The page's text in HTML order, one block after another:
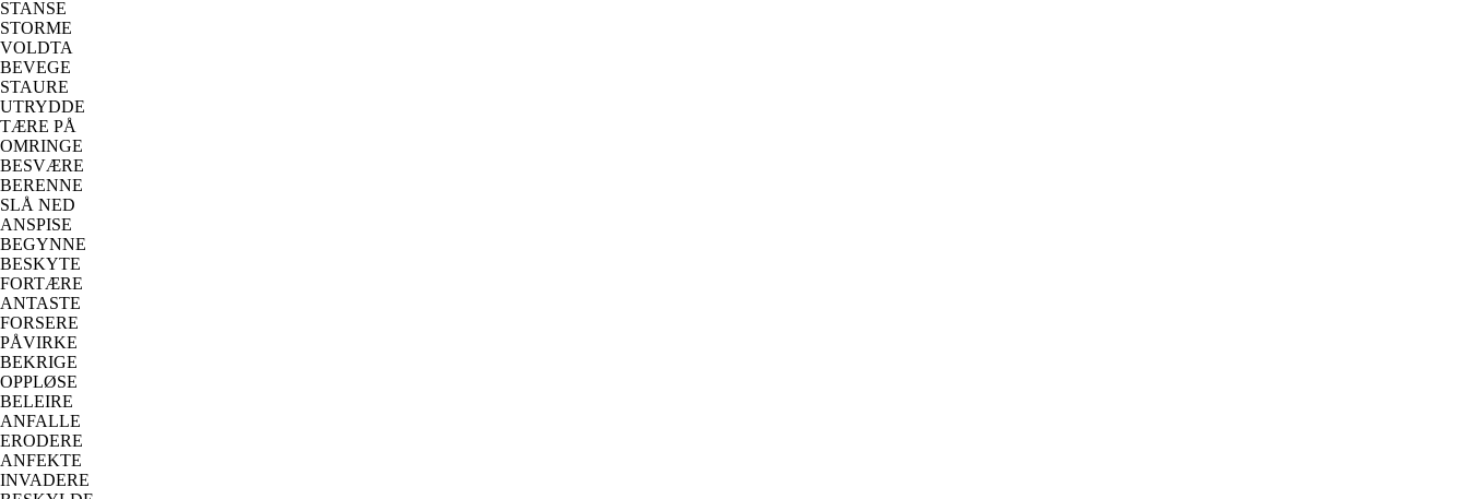
STANSE
STORME
VOLDTA
BEVEGE
STAURE
UTRYDDE
TÆRE PÅ
OMRINGE
BESVÆRE
BERENNE
SLÅ NED
ANSPISE
BEGYNNE
BESKYTE
FORTÆRE
ANTASTE
FORSERE
PÅVIRKE
BEKRIGE
OPPLØSE
BELEIRE
ANFALLE
ERODERE
ANFEKTE
INVADERE